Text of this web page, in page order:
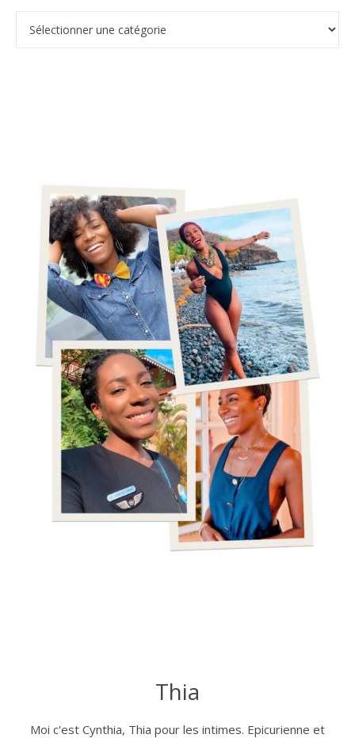
Thia
Moi c'est Cynthia, Thia pour les intimes. Epicurienne et